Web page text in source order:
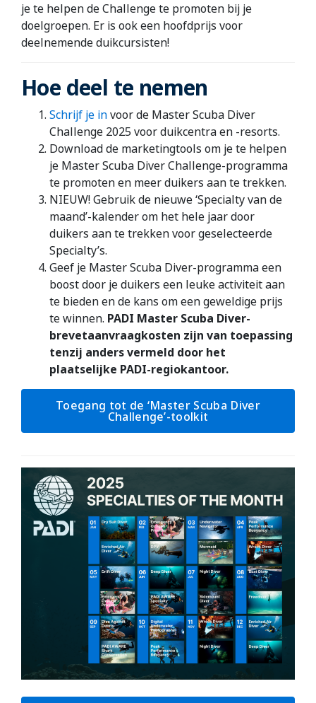
je te helpen de Challenge te promoten bij je
doelgroepen. Er is ook een hoofdprijs voor
deelnemende duikcursisten!
Hoe deel te nemen
Schrijf je invoor de Master Scuba Diver
Challenge 2025 voor duikcentra en -resorts.
Download de marketingtools om je te helpen
je Master Scuba Diver Challenge-programma
te promoten en meer duikers aan te trekken.
NIEUW! Gebruik de nieuwe ‘Specialty van de
maand’-kalender om het hele jaar door
duikers aan te trekken voor geselecteerde
Specialty’s.
Geef je Master Scuba Diver-programma een
boost door je duikers een leuke activiteit aan
te bieden en de kans om een geweldige prijs
te winnen. PADI Master Scuba Diver-
brevetaanvraagkosten zijn van toepassing
tenzij anders vermeld door het
plaatselijke PADI-regiokantoor.
Toegang tot de ‘Master Scuba Diver
Challenge’-toolkit